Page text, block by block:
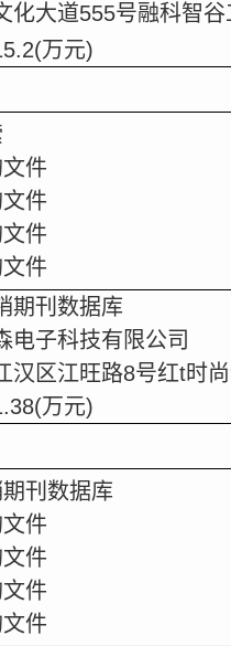
化大道555号融科智
(万元)
件
件
件
件
期刊数据库
电子科技有限公司
汉区江旺路8号红t时
(万元)
刊数据库
件
件
件
件